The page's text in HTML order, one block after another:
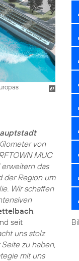
von
MUC
das
der Region um
Wir schaffen
,
seit
uns stolz
zu haben,
mit uns